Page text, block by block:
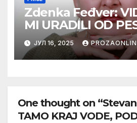
Zdenka Feđver:
MI URADILI OD
MAMA*
ЈУЛ 16, 2025
One thought on
TAMO KRAJ VODE,